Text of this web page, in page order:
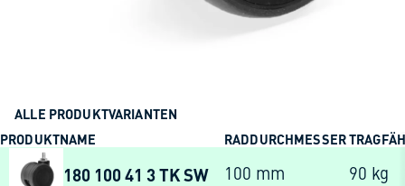
ALLE PRODUKTVARIANTEN
PRODUKTNAME
RADDURCHMESSER
180 100 41 3 TK SW 100 mm 90 kg